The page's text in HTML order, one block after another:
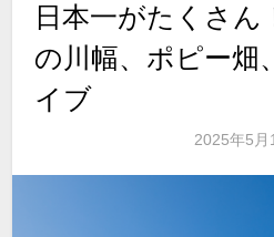
日本一がたくさん
の川幅、ポピー畑
イブ
2025年5月